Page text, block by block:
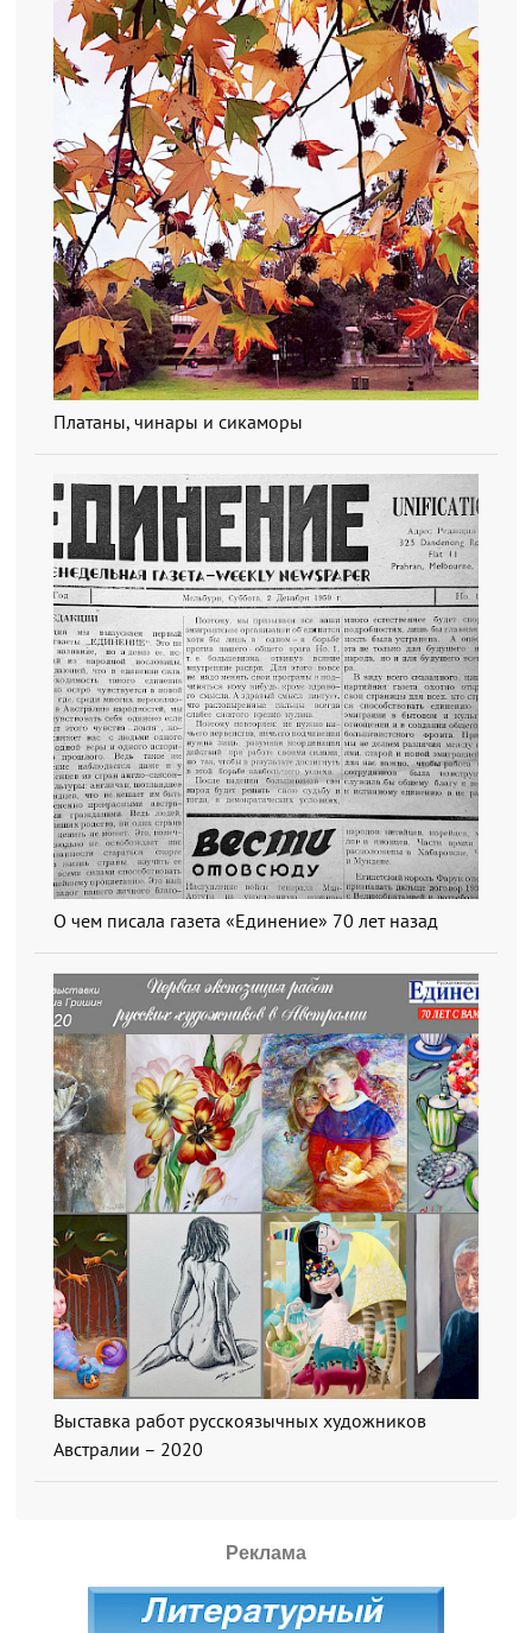
Платаны, чинары и сикаморы
О чем писала газета «Единение» 70 лет назад
Выставка работ русскоязычных художников
Австралии – 2020
Реклама